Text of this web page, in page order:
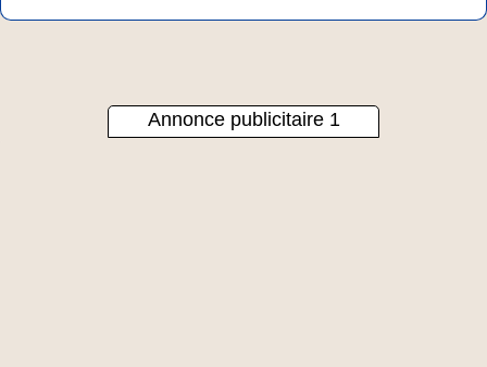
Annonce publicitaire 1